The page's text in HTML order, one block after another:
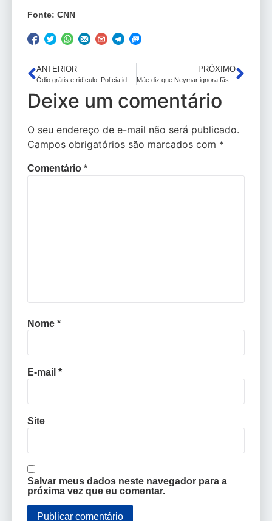
Fonte: CNN
ANTERIOR PRÓXIMO
Deixe um comentário
O seu endereço de e-mail não será publicado.
Campos obrigatórios são marcados com *
Comentário *
Nome *
E-mail *
Site
Salvar meus dados neste navegador para a
próxima vez que eu comentar.